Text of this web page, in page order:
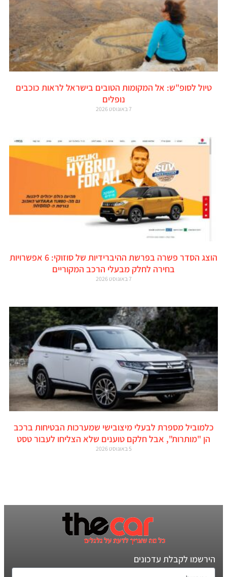
טיול לסופ"ש: אל המקומות הטובים בישראל לראות כוכבים
נופלים
7 באוגוסט 2026
הוצג הסדר פשרה בפרשת ההיברידיות של סוזוקי: 6 אפשרויות
בחירה לחלק מבעלי הרכב המקוריים
7 באוגוסט 2026
כלמוביל מספרת לבעלי מיצובישי שמערכות הבטיחות ברכב
הן "מותרות", אבל חלקם טוענים שלא הצליחו לעבור טסט
5 באוגוסט 2026
הירשמו לקבלת עדכונים